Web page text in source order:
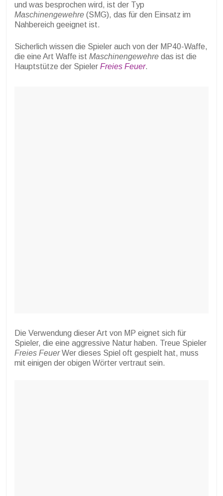
und was besprochen wird, ist der Typ
Maschinengewehre (SMG), das für den Einsatz im
Nahbereich geeignet ist.
Sicherlich wissen die Spieler auch von der MP40-Waffe,
die eine Art Waffe ist Maschinengewehre das ist die
Hauptstütze der Spieler Freies Feuer.
Die Verwendung dieser Art von MP eignet sich für
Spieler, die eine aggressive Natur haben. Treue Spieler
Freies FeuerWer dieses Spiel oft gespielt hat, muss
mit einigen der obigen Wörter vertraut sein.